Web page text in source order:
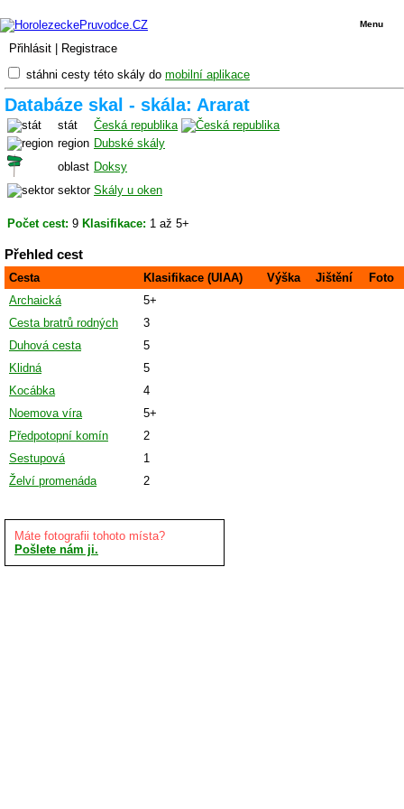
Přihlásit Registrace
Menu
stáhni cesty této skály do mobilní aplikace
Databáze skal - skála: Ararat
stát
Česká republika
region Dubské skály
oblast Doksy
sektor Skály u oken
Počet cest: 9 Klasifikace: 1 až 5+
Přehled cest
Cesta Klasifikace (UIAA) Výška Jištění
Foto
Archaická
5+
Cesta bratrů rodných
3
Duhová cesta
5
Klidná
5
Kocábka
4
Noemova víra
5+
Předpotopní komín
2
Sestupová
1
Želví promenáda
2
Máte fotografii tohoto místa?
Pošlete nám ji.